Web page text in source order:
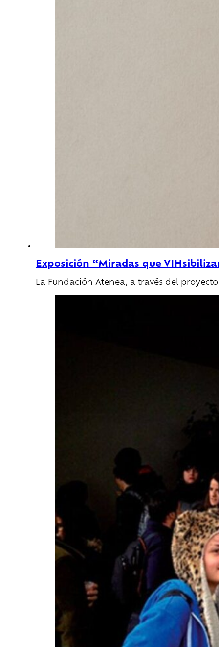
Exposición “Miradas que
La Fundación Atenea, a través del